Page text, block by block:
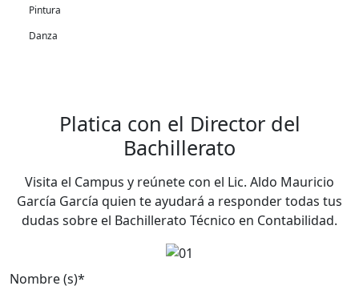
Pintura
Danza
Platica con el Director del
Bachillerato
Visita el Campus y reúnete con el Lic. Aldo Mauricio
García García quien te ayudará a responder todas tus
dudas sobre el Bachillerato Técnico en Contabilidad.
Nombre (s)*